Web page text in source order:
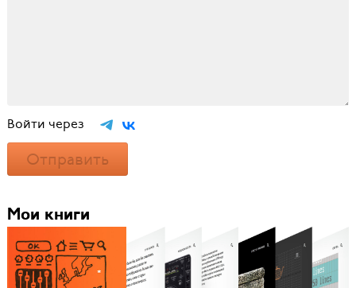
Войти через
Отправить
Мои книги